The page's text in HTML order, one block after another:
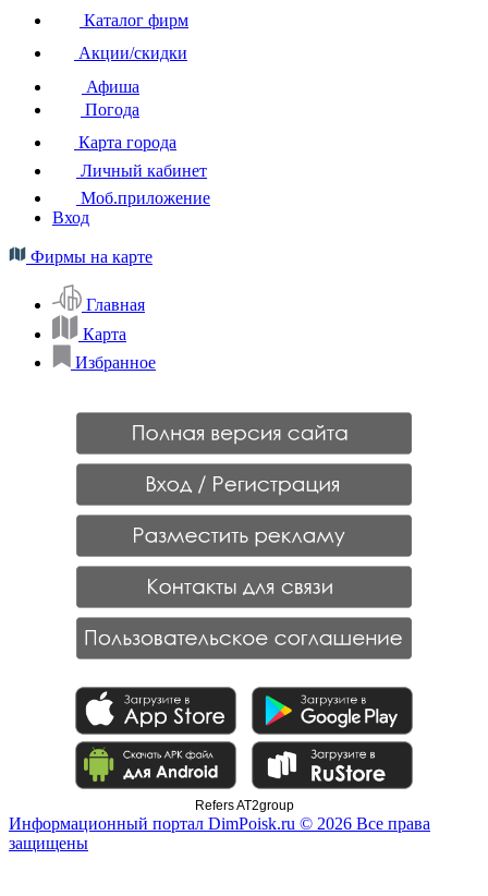
Каталог фирм
Акции/скидки
Афиша
Погода
Карта города
Личный кабинет
Моб.приложение
Вход
Фирмы на карте
Главная
Карта
Избранное
Refers AT2group
Информационный портал DimPoisk.ru © 2026 Все права
защищены